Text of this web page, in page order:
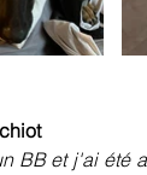
BB et j'ai été